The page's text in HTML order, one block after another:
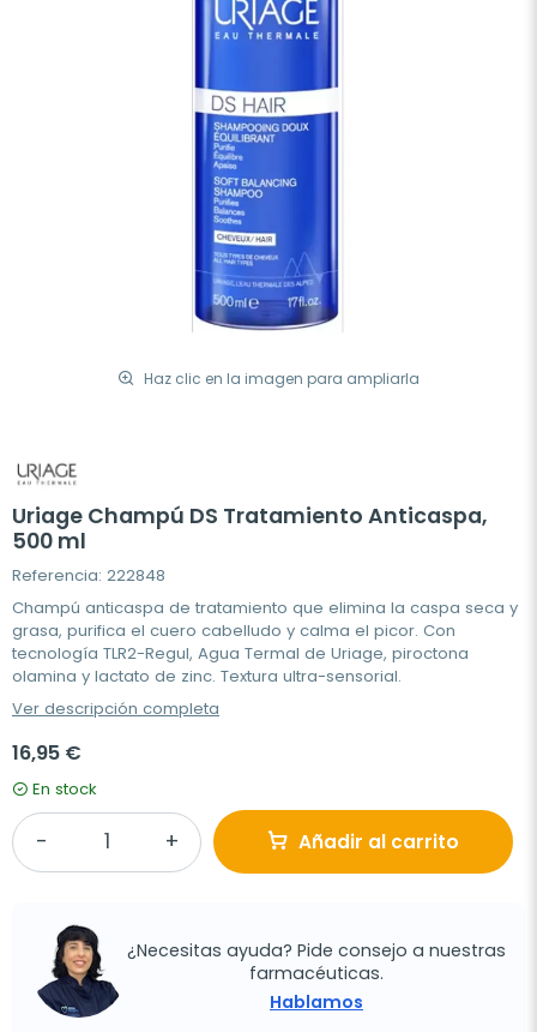
Haz clic en la imagen para ampliarla
Uriage Champú DS Tratamiento Anticaspa,
500 ml
Referencia: 222848
Champú anticaspa de tratamiento que elimina la caspa seca y
grasa, purifica el cuero cabelludo y calma el picor. Con
tecnología TLR2-Regul, Agua Termal de Uriage, piroctona
olamina y lactato de zinc. Textura ultra-sensorial.
Ver descripción completa
16,95 €
En stock
Añadir al carrito
¿Necesitas ayuda? Pide consejo a nuestras
farmacéuticas.
Hablamos